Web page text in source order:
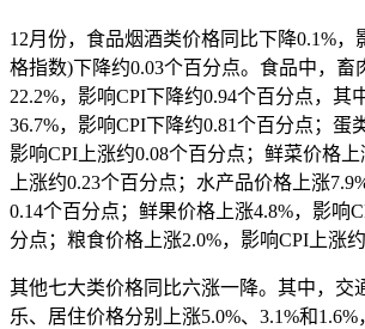
12月份，食品烟酒类价格同比下降0.1%，
格指数)下降约0.03个百分点。食品中，畜
22.2%，影响CPI下降约0.94个百分点，其
36.7%，影响CPI下降约0.81个百分点；蛋
影响CPI上涨约0.08个百分点；鲜菜价格上
上涨约0.23个百分点；水产品价格上涨
0.14个百分点；鲜果价格上涨4.8%，影响
分点；粮食价格上涨2.0%，影响CPI上涨约
其他七大类价格同比六涨一降。其中，交
乐、居住价格分别上涨5.0%、3.1%和